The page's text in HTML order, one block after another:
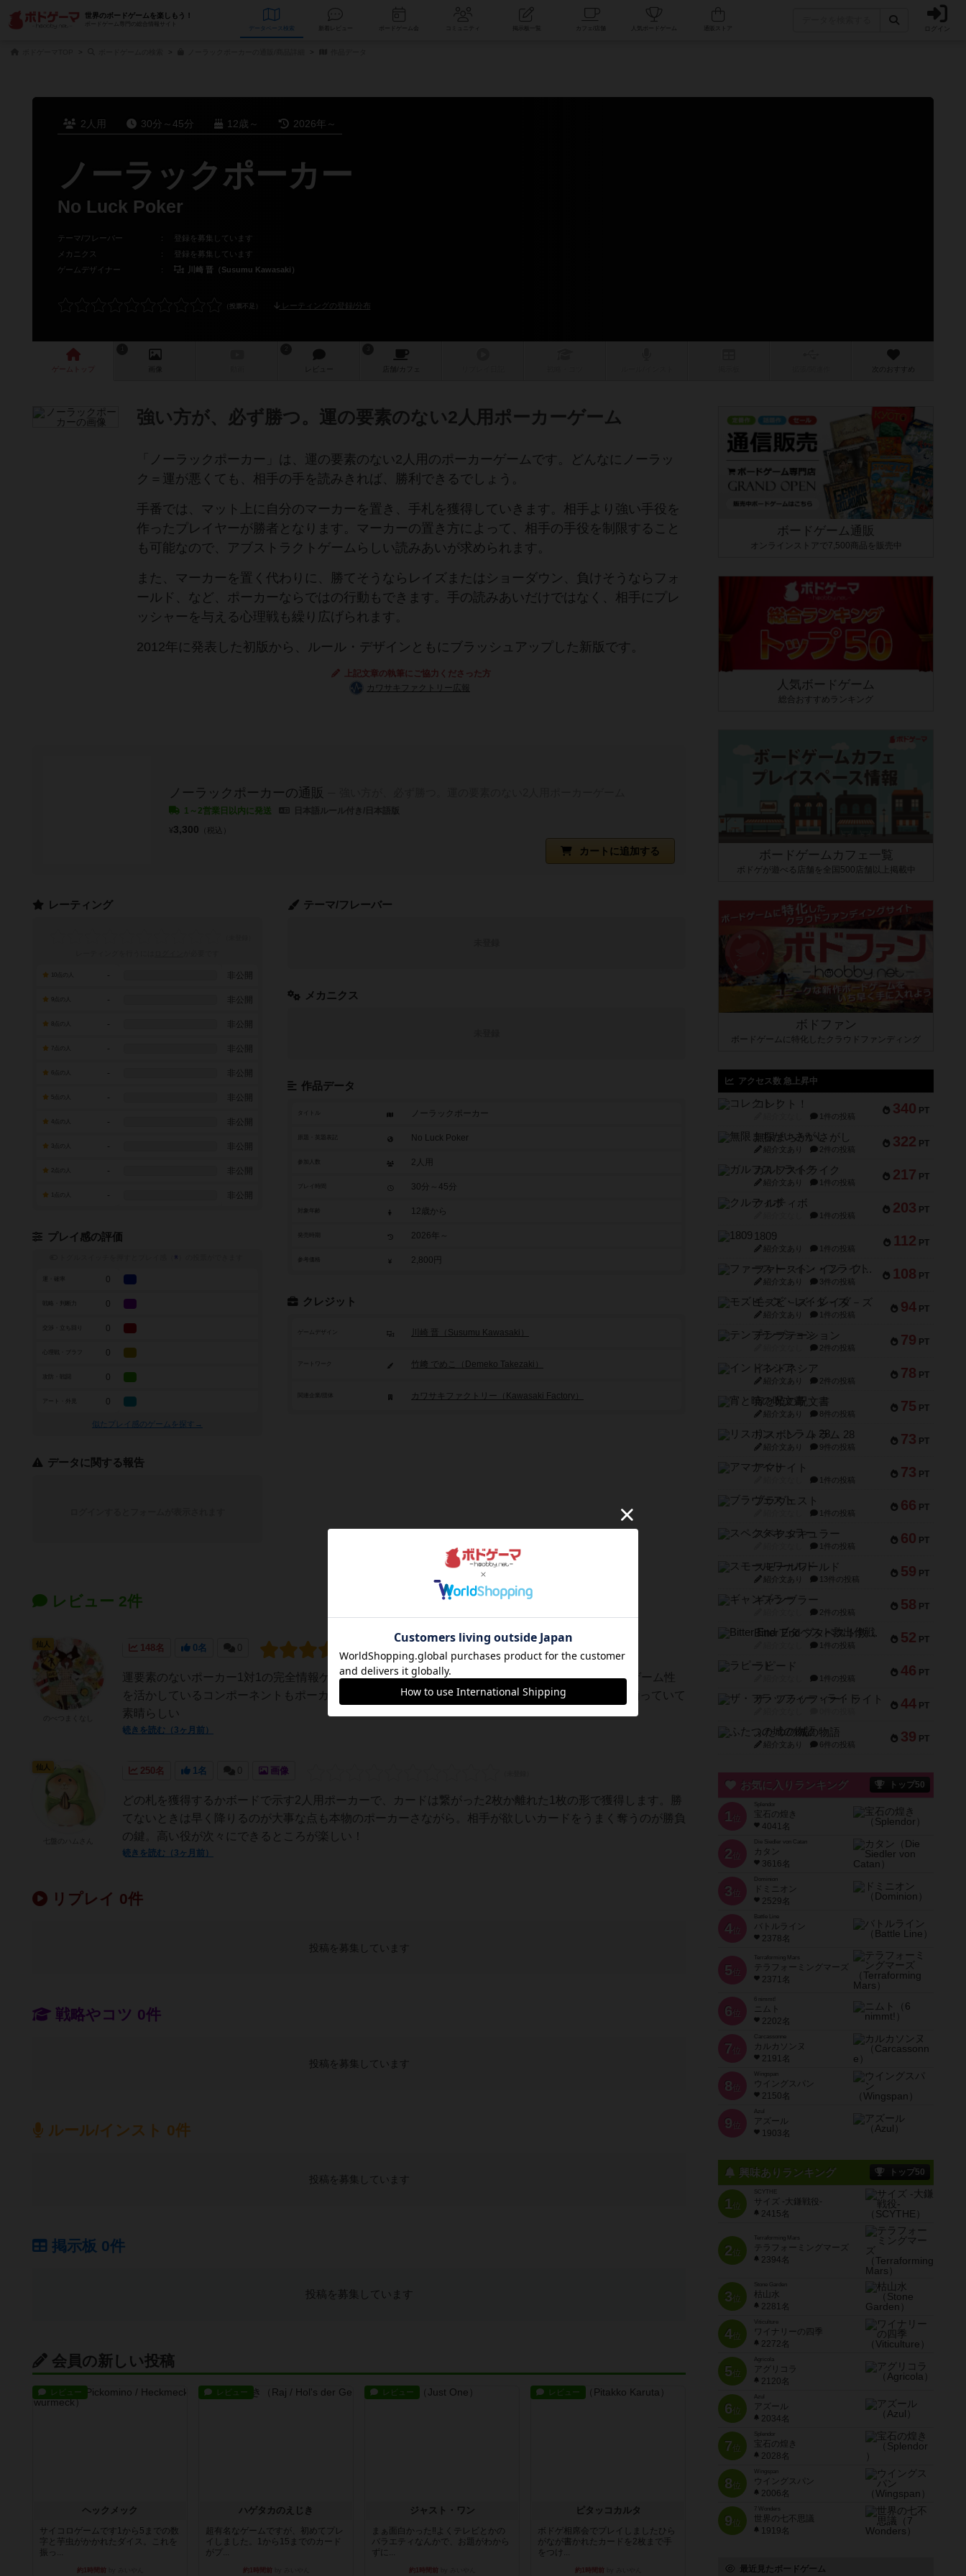
世界のボードゲームを楽しもう！
ボードゲーム専門の総合情報サイト
データベース コミュニティ 人気ボードゲーム ログイン
2人用 30分～45分 12歳～ 2026年～
ノーラックポーカー
No Luck Poker
テーマ/フレーバー ：
登録を募集しています
メカニクス
：
登録を募集しています
ゲームデザイナー
： 川崎 晋（Susumu Kawasaki）
レーティングの登録/分布
ゲーム 画像 レビュー 店舗/ カフェ 次のおすすめ
強い方が、必ず勝つ。​運の要素のない2人用ポーカーゲーム
「ノーラックポーカー」は、運の要素のない2人用のポーカーゲームです。どんなにノーラッ
ク＝運が悪くても、相手の手を読みきれば、勝利できるでしょう。
手番では、マット上に自分のマーカーを置き、手札を獲得していきます。相手より強い手役を
作ったプレイヤーが勝者となります。マーカーの置き方によって、相手の手役を制限すること
も可能なので、アブストラクトゲームらしい読みあいが求められます。
また、マーカーを置く代わりに、勝てそうならレイズまたはショーダウン、負けそうならフォ
ールド、など、ポーカーならではの行動もできます。手の読みあいだけではなく、相手にプレ
ッシャーを与える心理戦も繰り広げられます。
2012年に発表した初版から、ルール・デザインともにブラッシュアップした新版です。
上記文章の執筆にご協力くださった方
カワサキファクトリー広報
ノーラックポーカーの通販
1～2営業日以内に発送
カートに追加する
¥3,300 （税込）
テーマ/フレーバー
メカニクス
作品データ
タイトル ノーラックポーカー
No Luck Poker
参加人数 2人用
30分～45分
12歳から
2026年～
参考価格 2,800円
クレジット
ゲームデザイン 川崎 晋（Susumu Kawasaki）
アートワーク 竹﨑 でめこ（Demeko Takezaki）
カワサキファクトリー（Kawasaki Factory）
レーティング
- 非公開
- 非公開
- 非公開
7点の人 - 非公開
- 非公開
- 非公開
- 非公開
- 非公開
- 非公開
- 非公開
プレイ感の評価
※
0
戦略・判断力 0
0
0
0
アート・外見 0
似たプレイ感のゲームを探す→
データに関する報告
レビュー 2件
148名 0名 0
運要素のないポーカー1対1の完全情報ゲームでありながら、ポーカーのレイズやフォールドというゲーム性
を活かしているコンポーネントもポーカーの高級感を残しつつ、ゲームの進行がスムーズなものが揃っていて
素晴らしい
続きを読む（3ヶ月前）
仙人
250名 1名 0 画像
どの札を獲得するかボードで示す2人用ポーカーで、カードは繋がった2枚か離れた1枚の形で獲得します。勝
てないときは早く降りるのが大事な点も本物のポーカーさながら。相手が欲しいカードをうまく奪うのが勝負
の鍵。高い役が次々にできるところが楽しい！
続きを読む（3ヶ月前）
仙人
リプレイ 0件
投稿を募集しています
戦略やコツ 0件
投稿を募集しています
ルール/インスト 0件
投稿を募集しています
掲示板 0件
投稿を募集しています
会員の新しい投稿
レビュー
ヘックメック
サイコロゲームです1から5までの数
字と芋虫がかかれたダイス。これを
振っ...
約1時間前
レビュー
ハゲタカのえじき
超有名なゲームですが、初めてプレ
イしました。1から15までのカード
がプ...
約1時間前
レビュー
ジャスト・ワン
まぁ面白かった‼️よくテレビとかの
バラエティなんかで、お題がわから
ずに...
約1時間前
レビュー
ピタッコカルタ
ボドゲ相席会でプレイしましたひら
がなが書かれたカードを2枚まで手
をつけ...
約1時間前
ボードゲーム通販
オンラインストアで7,500商品を販売中
人気ボードゲーム
総合おすすめランキング
ボードゲームカフェ一覧
ボドゲが遊べる店舗を全国500店舗以上掲載中
ボドファン
ボードゲームに特化したクラウドファンディング
アクセス数 急上昇中
340 PT
コレクト！
1件の投稿
322 PT
無限まちがいさがし
紹介文あり 2件の投稿
217 PT
ガルフストライク
紹介文あり 1件の投稿
203 PT
クルティボ
1件の投稿
112 PT
1809
紹介文あり 1件の投稿
108 PT
ファースト・イン・フライト
紹介文あり 3件の投稿
94 PT
モズビ－ズ・レイダ－ズ
紹介文あり 1件の投稿
79 PT
テンプテーション
2件の投稿
78 PT
インドネシア
紹介文あり 2件の投稿
75 PT
宵と暁の呪文書
紹介文あり 8件の投稿
73 PT
リスボン・トラム 28
紹介文あり 9件の投稿
73 PT
アマナイト
1件の投稿
66 PT
ブラヴェスト
1件の投稿
60 PT
スペクタキュラー
1件の投稿
59 PT
スモールワールド
紹介文あり 13件の投稿
58 PT
ギャンブラー
2件の投稿
52 PT
Bitter End ブタペスト救出作戦
1件の投稿
46 PT
ラピード
1件の投稿
44 PT
ザ・フラッフィー・ライト
39 PT
ふたつの城の物語
紹介文あり 6件の投稿
お気に入りランキング トップ50
1 位
宝石の煌き
4041名
2 位
Die Siedler von Catan
カタン
3616名
3 位
ドミニオン
2529名
4位
Battle Line
バトルライン
2378名
5 位
Terraforming Mars
テラフォーミングマーズ
2371名
6 位
ニムト
2202名
7 位
Carcassonne
カルカソンヌ
2191名
8 位
Wingspan
ウイングスパン
2150名
9 位
Azul
アズール
1903名
興味ありランキング トップ50
1位
SCYTHE
サイズ -大鎌戦役-
2415名
2位
Terraforming Mars
テラフォーミングマーズ
2394名
3位
Stone Garden
枯山水
2281名
4位
Viticulture
ワイナリーの四季
2272名
5位
Agricola
アグリコラ
2120名
6位
Azul
アズール
2034名
7位
宝石の煌き
2028名
8位
Wingspan
ウイングスパン
2006名
9位
7 Wonders
世界の七不思議
1919名
最近見たボードゲーム